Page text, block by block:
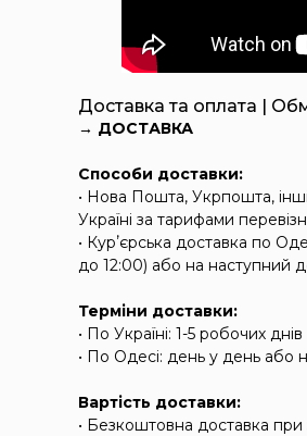
Доставка та оплата |
→ ДОСТАВКА
Способи доставки:
• Нова Пошта, Укрпошта,
Україні за тарифами
• Курʼєрська доставка по
до 12:00) або на наступний
Терміни доставки:
• По Україні: 1-5 робочих
• По Одесі: день у день або
Вартість доставки:
• Безкоштовна доставка при